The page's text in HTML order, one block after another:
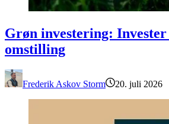
Grøn investering: Invester
omstilling
Frederik Askov Storm 20. juli 2026